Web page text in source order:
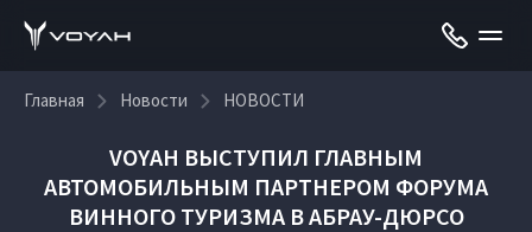
Главная Новости НОВОСТИ
VOYAH ВЫСТУПИЛ ГЛАВНЫМ
АВТОМОБИЛЬНЫМ ПАРТНЕРОМ ФОРУМА
ВИННОГО ТУРИЗМА В АБРАУ-ДЮРСО